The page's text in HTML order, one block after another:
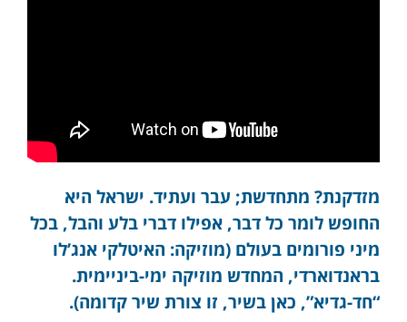
מזדקנת? מתחדשת; עבר ועתיד. ישראל היא
החופש לומר כל דבר, אפילו דברי בלע והבל, בכל
מיני פורומים בעולם (מוזיקה: האיטלקי אנג’לו
בראנדוארדי, המחדש מוזיקה ימי-ביניימית.
“חד-גדיא”, כאן בשיר, זו צורת שיר קדומה).